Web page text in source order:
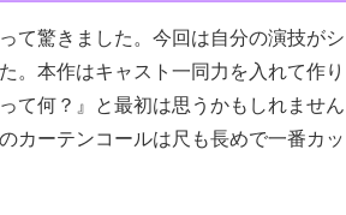
て驚きました。今回は自分の演技がシ
。本作はキャスト一同力を入れて作り
て何？』と最初は思うかもしれません
カーテンコールは尺も長めで一番カッ